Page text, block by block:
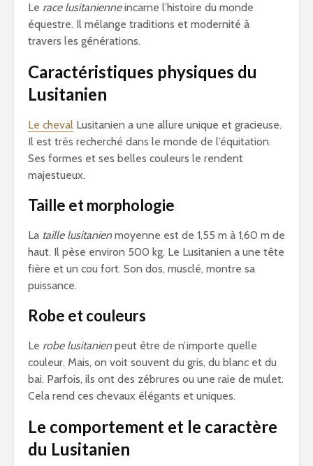
Le race lusitanienneincarne l’histoire du monde
équestre. Il mélange traditions et modernité à
travers les générations.
Caractéristiques physiques du
Lusitanien
Le cheval Lusitanien a une allure unique et gracieuse.
Il est très recherché dans le monde de l’équitation.
Ses formes et ses belles couleurs le rendent
majestueux.
Taille et morphologie
La taille lusitanienmoyenne est de 1,55 m à 1,60 m de
haut. Il pèse environ 500 kg. Le Lusitanien a une tête
fière et un cou fort. Son dos, musclé, montre sa
puissance.
Robe et couleurs
Le robe lusitanienpeut être de n’importe quelle
couleur. Mais, on voit souvent du gris, du blanc et du
bai. Parfois, ils ont des zébrures ou une raie de mulet.
Cela rend ces chevaux élégants et uniques.
Le comportement et le caractère
du Lusitanien